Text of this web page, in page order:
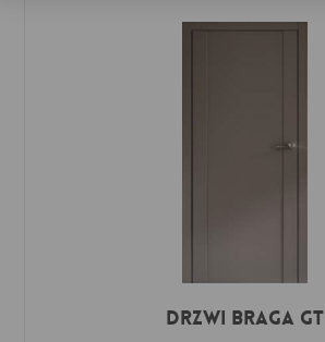
Drzwi Braga GT